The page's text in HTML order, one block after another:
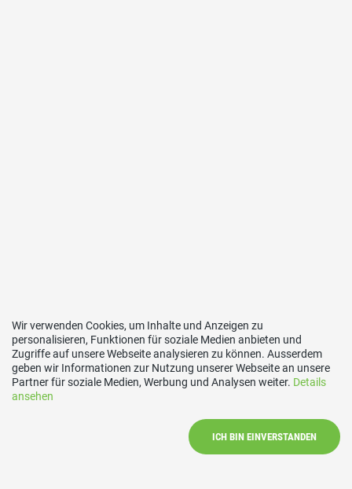
Links
Wir verwenden Cookies, um Inhalte und Anzeigen zu
personalisieren, Funktionen für soziale Medien anbieten und
Zugriffe auf unsere Webseite analysieren zu können. Ausserdem
geben wir Informationen zur Nutzung unserer Webseite an unsere
Partner für soziale Medien, Werbung und Analysen weiter. Details
ansehen
ICH BIN EINVERSTANDEN